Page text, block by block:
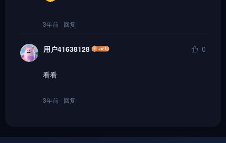
3年前 回复
用户41638128 0
看看
3年前 回复